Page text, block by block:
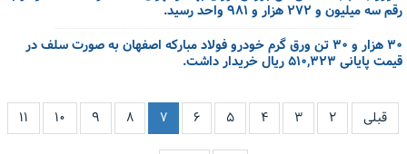
رقم سه میلیون و ۲۷۲ هزار و ۹۸۱ واحد رسید.
۳۰ هزار و ۳۰ تن ورق گرم خودرو فولاد مبارکه اصفهان به صورت سلف در
قیمت پایانی ۵۱۰,۳۲۳ ریال خریدار داشت.
قبلی ۲ ۳ ۴ ۵ ۶ ۷ ۸ ۹ ۱۰ ۱۱